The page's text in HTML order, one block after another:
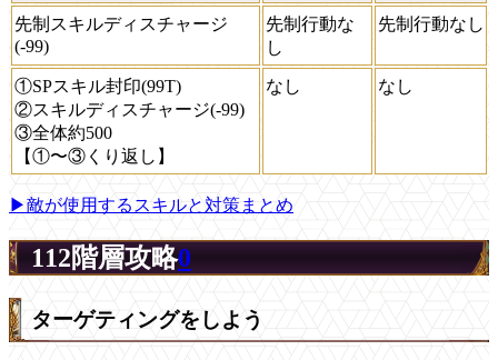
先制スキルディスチャージ
(-99)
先制行動な
し
先制行動なし
①SPスキル封印(99T)
②スキルディスチャージ(-99)
③全体約500
【①〜③くり返し】
なし なし
▶敵が使用するスキルと対策まとめ
112階層攻略0
ターゲティングをしよう